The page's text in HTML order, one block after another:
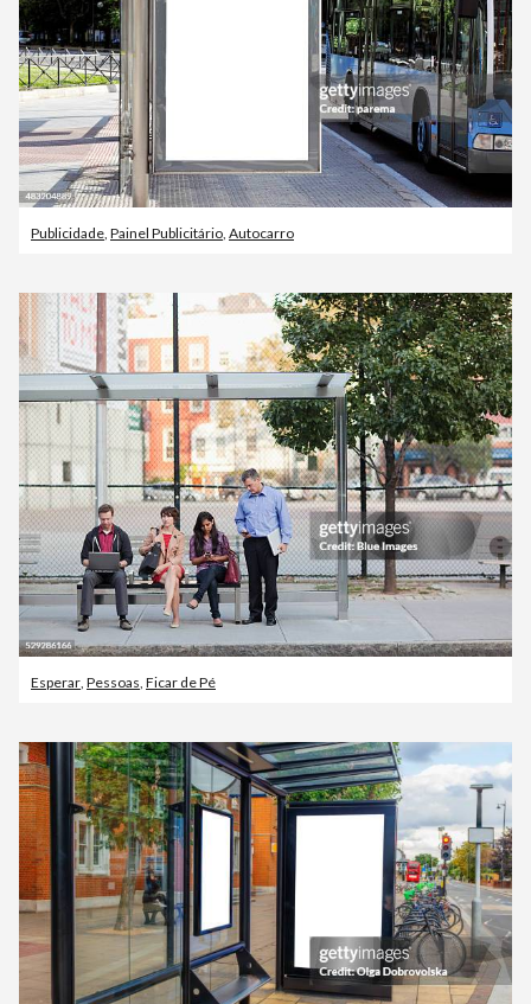
Publicidade, Painel Publicitário, Autocarro
Esperar Pessoas Ficar de Pé